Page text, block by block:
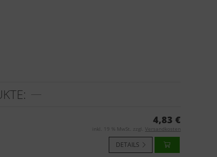
4,83 €
inkl. 19 % MwSt. zzgl. Versandkosten
DETAILS